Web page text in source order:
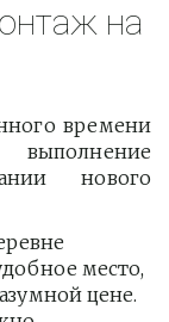
на
времени
нового
место,
цене.